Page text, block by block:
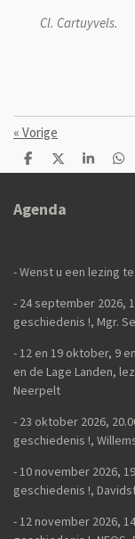
Cl. Cartuyvels.
« Vorige
D
e
e
n
D
e
l
S
h
D
e
Agenda
- Wenst u een lezing
- 24 september 2026,
geschiedenis !, Mgr.
-12 en 19 oktober, 9
en de Lage Landen,
Neerpelt
- 23 oktober 2026,
geschiedenis !,
- 10 november 2026,
geschiedenis !,
- 12 november 2026,